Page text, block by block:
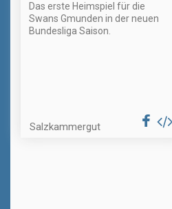
Das erste Heimspiel für die
Swans Gmunden in der neuen
Bundesliga Saison.
Salzkammergut